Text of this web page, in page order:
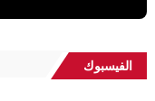
الفيسبوك